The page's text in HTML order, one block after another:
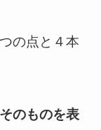
の点と４本
のものを表